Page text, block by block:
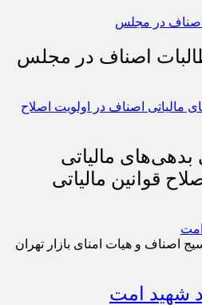
اصناف در مجلس
مالیاتی
قوانین مالیاتی
اصناف و هیات امنای بازار تهران
شهید امت